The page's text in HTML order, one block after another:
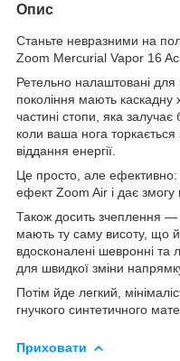
Опис
Станьте невразними на
Zoom Mercurial Vapor 16
Ретельно налаштовані для
покоління мають
частині стопи, яка
коли ваша нога
віддання енергії.
Це просто, але ефективно:
ефект Zoom Air і дає
Також досить зчеплення —
мають ту саму висоту, що
вдосконалені шевронні
для швидкої зміни
Потім йде легкий,
гнучкого синтетичного
Приховати